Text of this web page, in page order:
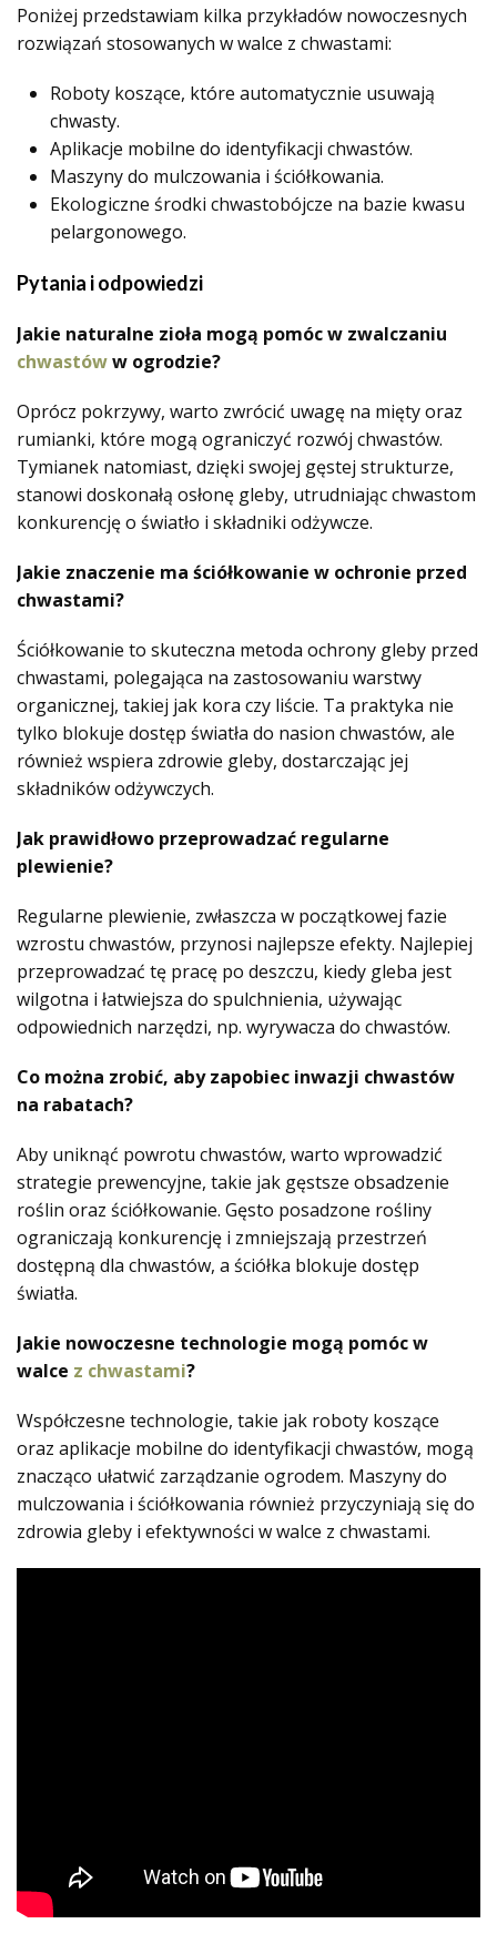
Poniżej przedstawiam kilka przykładów nowoczesnych
rozwiązań stosowanych w walce z chwastami:
Roboty koszące, które automatycznie usuwają
chwasty.
Aplikacje mobilne do identyfikacji chwastów.
Maszyny do mulczowania i ściółkowania.
Ekologiczne środki chwastobójcze na bazie kwasu
pelargonowego.
Pytania i odpowiedzi
Jakie naturalne zioła mogą pomóc w zwalczaniu
chwastóww ogrodzie?
Oprócz pokrzywy, warto zwrócić uwagę na mięty oraz
rumianki, które mogą ograniczyć rozwój chwastów.
Tymianek natomiast, dzięki swojej gęstej strukturze,
stanowi doskonałą osłonę gleby, utrudniając chwastom
konkurencję o światło i składniki odżywcze.
Jakie znaczenie ma ściółkowanie w ochronie przed
chwastami?
Ściółkowanie to skuteczna metoda ochrony gleby przed
chwastami, polegająca na zastosowaniu warstwy
organicznej, takiej jak kora czy liście. Ta praktyka nie
tylko blokuje dostęp światła do nasion chwastów, ale
również wspiera zdrowie gleby, dostarczając jej
składników odżywczych.
Jak prawidłowo przeprowadzać regularne
plewienie?
Regularne plewienie, zwłaszcza w początkowej fazie
wzrostu chwastów, przynosi najlepsze efekty. Najlepiej
przeprowadzać tę pracę po deszczu, kiedy gleba jest
wilgotna i łatwiejsza do spulchnienia, używając
odpowiednich narzędzi, np. wyrywacza do chwastów.
Co można zrobić, aby zapobiec inwazji chwastów
na rabatach?
Aby uniknąć powrotu chwastów, warto wprowadzić
strategie prewencyjne, takie jak gęstsze obsadzenie
roślin oraz ściółkowanie. Gęsto posadzone rośliny
ograniczają konkurencję i zmniejszają przestrzeń
dostępną dla chwastów, a ściółka blokuje dostęp
światła.
Jakie nowoczesne technologie mogą pomóc w
walce z chwastami?
Współczesne technologie, takie jak roboty koszące
oraz aplikacje mobilne do identyfikacji chwastów, mogą
znacząco ułatwić zarządzanie ogrodem. Maszyny do
mulczowania i ściółkowania również przyczyniają się do
zdrowia gleby i efektywności w walce z chwastami.